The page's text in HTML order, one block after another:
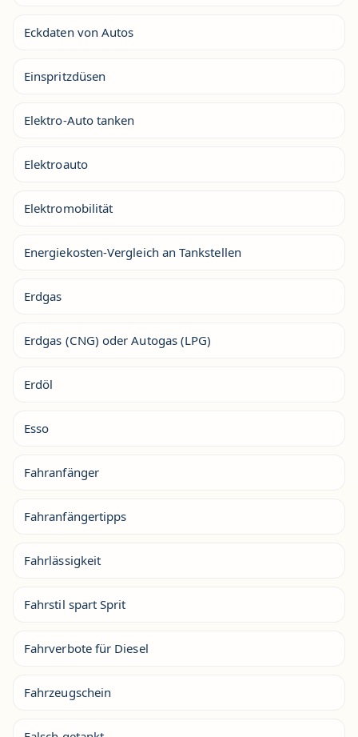
Eckdaten von Autos
Einspritzdüsen
Elektro-Auto tanken
Elektroauto
Elektromobilität
Energiekosten-Vergleich an Tankstellen
Erdgas
Erdgas (CNG) oder Autogas (LPG)
Erdöl
Esso
Fahranfänger
Fahranfängertipps
Fahrlässigkeit
Fahrstil spart Sprit
Fahrverbote für Diesel
Fahrzeugschein